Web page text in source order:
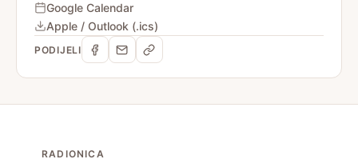
Google Calendar
Apple / Outlook (.ics)
PODIJELI
RADIONICA